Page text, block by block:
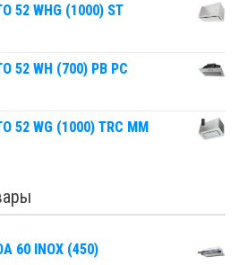
52 WHG (1000) ST
52 WH (700) PB PC
52 WG (1000) TRC MM
60 INOX (450)